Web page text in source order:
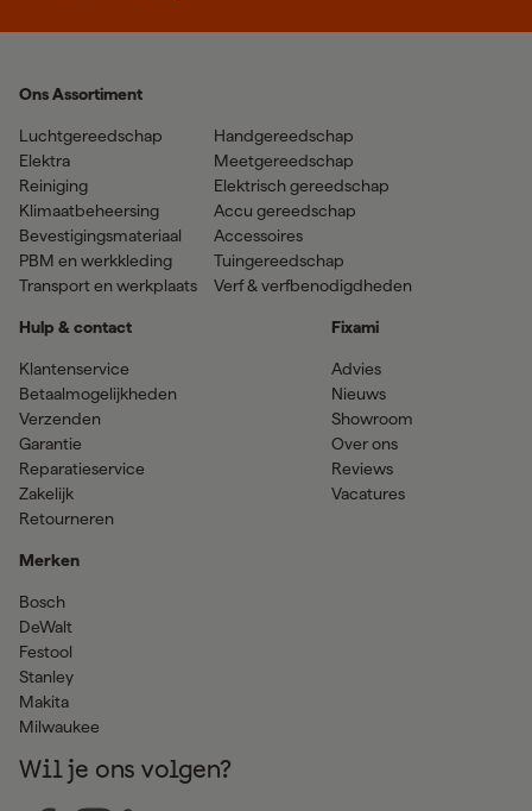
Ons Assortiment
Luchtgereedschap
Elektra
Reiniging
Klimaatbeheersing
Bevestigingsmateriaal
PBM en werkkleding
Transport en werkplaats
Handgereedschap
Meetgereedschap
Elektrisch gereedschap
Accu gereedschap
Accessoires
Tuingereedschap
Verf & verfbenodigdheden
Hulp & contact
Klantenservice
Betaalmogelijkheden
Verzenden
Garantie
Reparatieservice
Zakelijk
Retourneren
Merken
Bosch
DeWalt
Festool
Stanley
Makita
Milwaukee
Fixami
Advies
Nieuws
Showroom
Over ons
Reviews
Vacatures
Wil je ons volgen?